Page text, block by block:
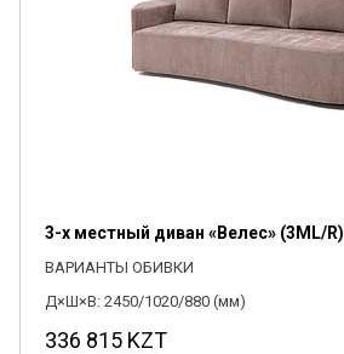
3-х местный диван «Велес» (3ML/R)
ВАРИАНТЫ ОБИВКИ
Д×Ш×В: 2450/1020/880 (мм)
336 815 KZT